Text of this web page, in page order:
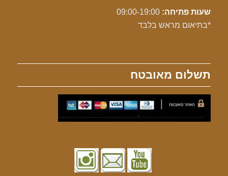
שעות פתיחה:
*בתיאום מראש בלבד
תשלום מאובטח